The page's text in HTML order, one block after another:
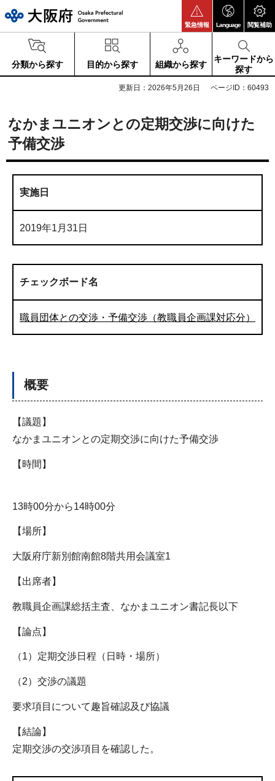
緊急情報 Language 閲覧補助
分類から探す 目的から探す 組織から探す
キーワードから
探す
更新日：2026年5月26日 ページID：60493
なかまユニオンとの定期交渉に向けた
予備交渉
実施日
2019年1月31日
チェックボード名
職員団体との交渉・予備交渉（教職員企画課対応分）
概要
【議題】
なかまユニオンとの定期交渉に向けた予備交渉
【時間】
13時00分から14時00分
【場所】
大阪府庁新別館南館8階共用会議室1
【出席者】
教職員企画課総括主査、なかまユニオン書記長以下
【論点】
（1）定期交渉日程（日時・場所）
（2）交渉の議題
要求項目について趣旨確認及び協議
【結論】
定期交渉の交渉項目を確認した。